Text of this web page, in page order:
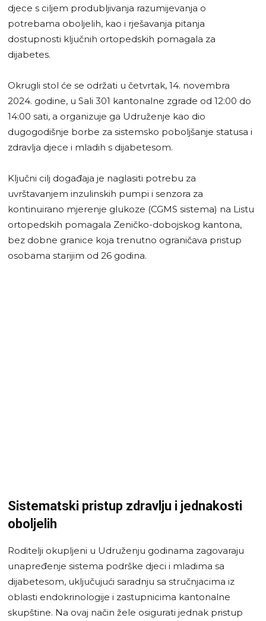
djece s ciljem produbljivanja razumijevanja o
potrebama oboljelih, kao i rješavanja pitanja
dostupnosti ključnih ortopedskih pomagala za
dijabetes.
Okrugli stol će se održati u četvrtak, 14. novembra
2024. godine, u Sali 301 kantonalne zgrade od 12:00 do
14:00 sati, a organizuje ga Udruženje kao dio
dugogodišnje borbe za sistemsko poboljšanje statusa i
zdravlja djece i mladih s dijabetesom.
Ključni cilj događaja je naglasiti potrebu za
uvrštavanjem inzulinskih pumpi i senzora za
kontinuirano mjerenje glukoze (CGMS sistema) na Listu
ortopedskih pomagala Zeničko-dobojskog kantona,
bez dobne granice koja trenutno ograničava pristup
osobama starijim od 26 godina.
Sistematski pristup zdravlju i jednakosti
oboljelih
Roditelji okupljeni u Udruženju godinama zagovaraju
unapređenje sistema podrške djeci i mladima sa
dijabetesom, uključujući saradnju sa stručnjacima iz
oblasti endokrinologije i zastupnicima kantonalne
skupštine. Na ovaj način žele osigurati jednak pristup